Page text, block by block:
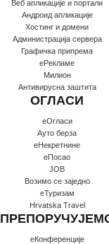
Веб апликације и портали
Андроид апликације
Хостинг и домени
Администрација сервера
Графичка припрема
еРекламе
Милион
Антивирусна заштита
ОГЛАСИ
еОгласи
Ауто берза
еНекретнине
еПосао
JOB
Возимо се заједно
еТуризам
Hrvatska Travel
еКонференције